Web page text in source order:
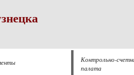
Контрольно-
палата